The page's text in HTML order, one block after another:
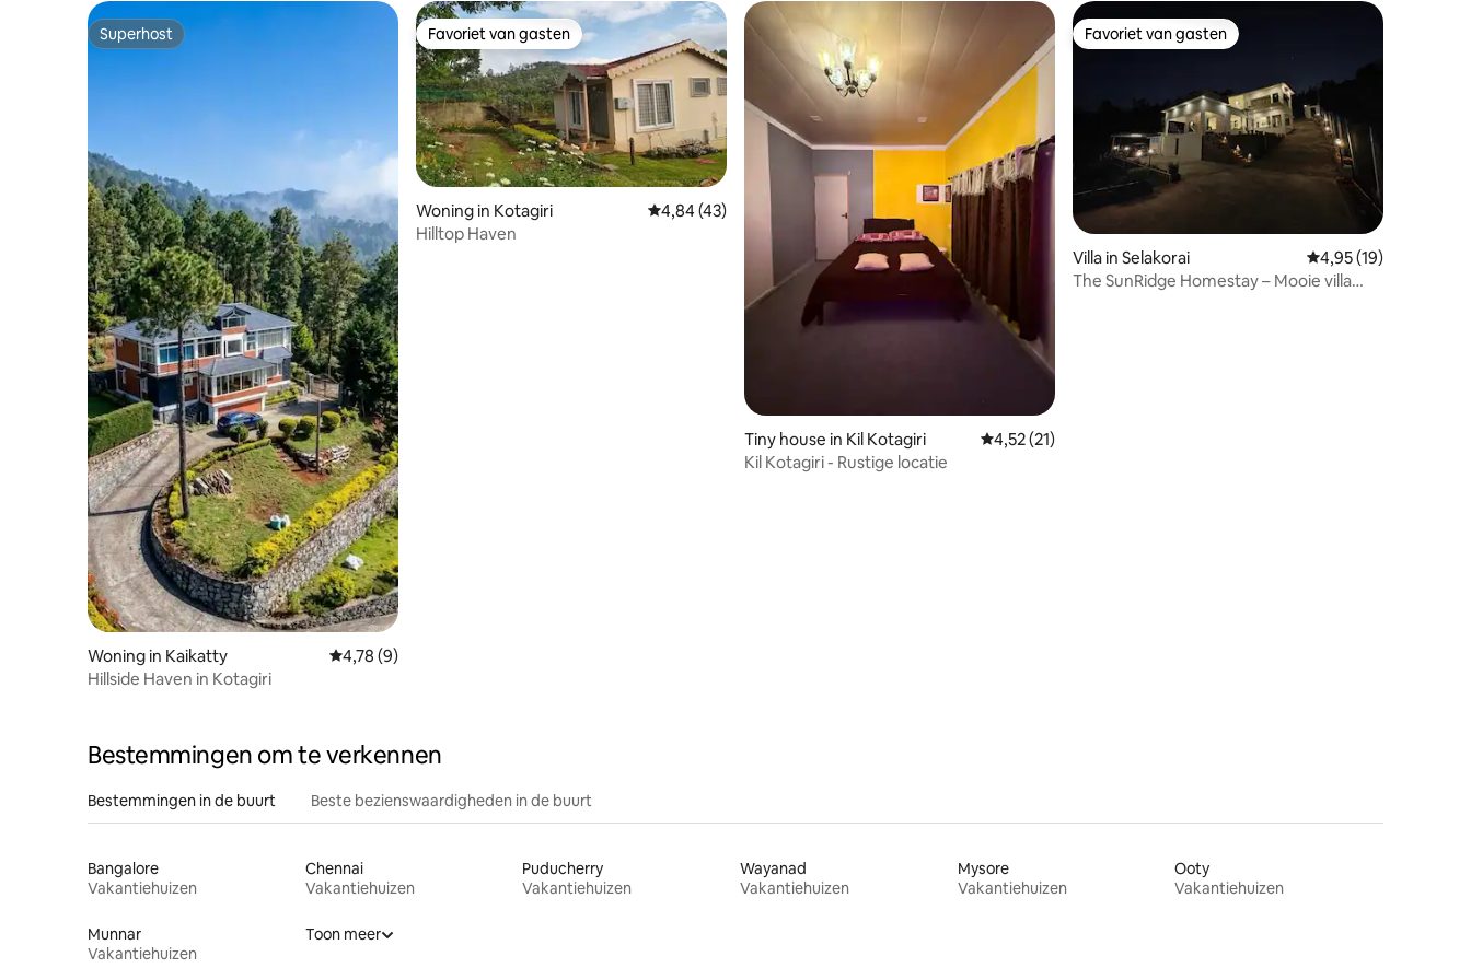
Superhost
Superhost
Woning in Kaikatty Gemiddelde beoordeling van 4,78 uit 5, 9 recensies
4,78 (9)
Hillside Haven in Kotagiri
Favoriet van gasten
Favoriet van gasten
Woning in Kotagiri Gemiddelde beoordeling van 4,84 uit 5, 43 recensies
4,84 (43)
Hilltop Haven
Tiny house in Kil Kotagiri Gemiddelde beoordeling van 4,52 uit 5, 21 recensies
4,52 (21)
Kil Kotagiri - Rustige locatie
Favoriet van gasten
Favoriet van gasten
Villa in Selakorai Gemiddelde
4,95 (19)
The SunRidge Homestay – Mooie villa
Bestemmingen om te verkennen
Bestemmingen in de buurt Beste bezienswaardigheden in de buurt
Bangalore
Vakantiehuizen
Chennai
Vakantiehuizen
Puducherry
Vakantiehuizen
Wayanad
Vakantiehuizen
Mysore
Vakantiehuizen
Ooty
Vakantiehuizen
Munnar
Vakantiehuizen
Toon meer